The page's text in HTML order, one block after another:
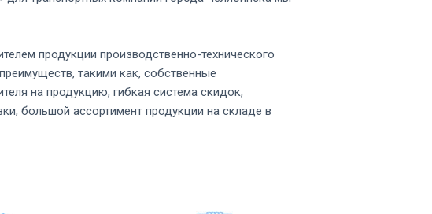
продукции производственно-технического
такими как, собственные
на продукцию, гибкая система скидок,
большой ассортимент продукции на складе в